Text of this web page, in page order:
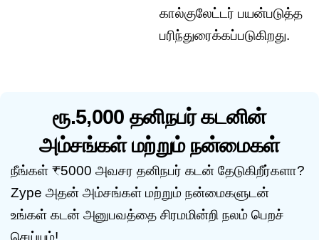
கால்குலேட்டர் பயன்படுத்த
பரிந்துரைக்கப்படுகிறது.
ரூ.5,000 தனிநபர் கடனின்
அம்சங்கள் மற்றும் நன்மைகள்
நீங்கள் ₹5000 அவசர தனிநபர் கடன் தேடுகிறீர்களா?
Zype அதன் அம்சங்கள் மற்றும் நன்மைகளுடன்
உங்கள் கடன் அனுபவத்தை சிரமமின்றி நலம் பெறச்